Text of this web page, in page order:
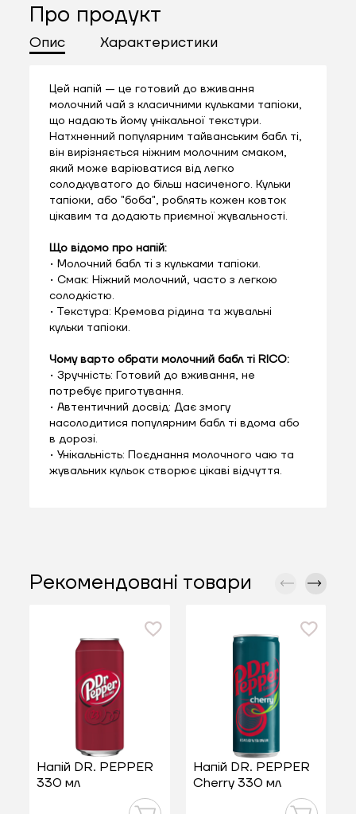
Про продукт
Опис Характеристики
Цей напій — це готовий до вживання
молочний чай з класичними кульками тапіоки,
що надають йому унікальної текстури.
Натхненний популярним тайванським бабл ті,
він вирізняється ніжним молочним смаком,
який може варіюватися від легко
солодкуватого до більш насиченого. Кульки
тапіоки, або "боба", роблять кожен ковток
цікавим та додають приємної жувальності.
Що відомо про напій:
• Молочний бабл ті з кульками тапіоки.
• Смак: Ніжний молочний, часто з легкою
солодкістю.
• Текстура: Кремова рідина та жувальні
кульки тапіоки.
Чому варто обрати молочний бабл ті RICO:
• Зручність: Готовий до вживання, не
потребує приготування.
• Автентичний досвід: Дає змогу
насолодитися популярним бабл ті вдома або
в дорозі.
• Унікальність: Поєднання молочного чаю та
жувальних кульок створює цікаві відчуття.
Рекомендовані товари
Напій DR. PEPPER
330 мл
Напій DR. PEPPER
Cherry 330 мл